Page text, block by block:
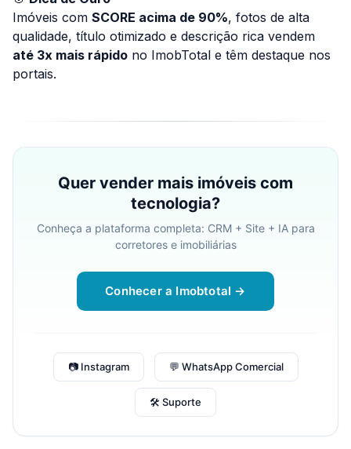
Imóveis com SCORE acima de 90%, fotos de alta
qualidade, título otimizado e descrição rica vendem
até 3x mais rápido no ImobTotal e têm destaque nos
portais.
Quer vender mais imóveis com
tecnologia?
Conheça a plataforma completa: CRM + Site + IA para
corretores e imobiliárias
Conhecer a Imobtotal →
📷 Instagram 💬 WhatsApp Comercial
🛠 Suporte